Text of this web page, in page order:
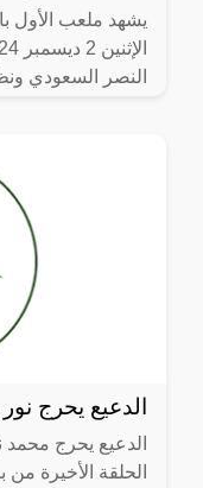
يشهد ملعب الأول
النصر السعودي
الدعيع يحرج
الدعيع يحرج
الحلقة الأخيرة